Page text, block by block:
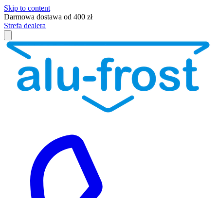
Skip to content
Darmowa dostawa od 400 zł
Strefa dealera